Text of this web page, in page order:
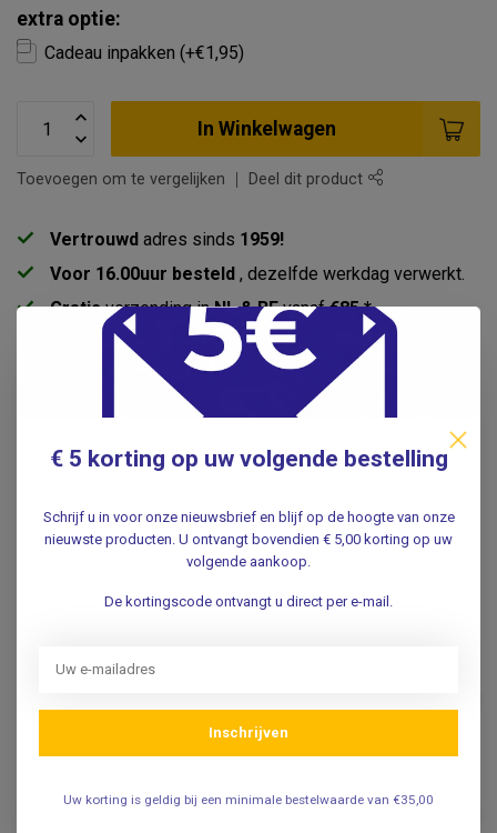
extra optie:
Cadeau inpakken (+€1,95)
In Winkelwagen
Toevoegen om te vergelijken Deel dit product
Vertrouwd adres sinds 1959!
Voor 16.00uur besteld , dezelfde werkdag verwerkt.
Gratisverzending inNL & BEvanaf€85 *
Pick-up point
in Duivendrecht
Productomschrijving
Reviews
Stemvork RVS - volgens
Stemvork Rydel Seiffer
€63,95
€ 5 korting op uw volgende bestelling
Schrijf u in voor onze nieuwsbrief en blijf op de hoogte van onze
nieuwste producten. U ontvangt bovendien € 5,00 korting op uw
volgende aankoop.
De kortingscode ontvangt u direct per e-mail.
Inschrijven
Uw korting is geldig bij een minimale bestelwaarde van €35,00